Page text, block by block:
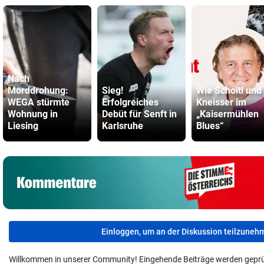
Nach
Morddrohung:
WEGA stürmte
Wohnung in
Liesing
Sieg!
Erfolgreiches
Debüt für Senft in
Karlsruhe
Wie Schoitl und
Kneisser im
„Kaisermühlen
Blues“
Einloggen, um an der Diskussion
Willkommen in unserer Community! Eingehende Beiträge werden